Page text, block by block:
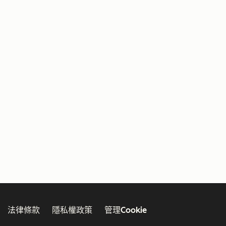
法律條款 隱私權政策 管理Cookie